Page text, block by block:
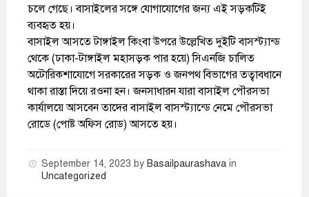
চলে গেছে। বাসাইলের সঙ্গে যোগাযোগের জন্য এই সড়কটিই
ব্যবহৃত হয়।
বাসাইল আসতে টাঙ্গাইল কিংবা উপরে উল্লেখিত দুইটি বাসস্ট্যান্ড
থেকে (ঢাকা-টাঙ্গাইল মহাসড়ক পার হয়ে) সিএনজি চালিত
অটোরিকশাযোগে সরকারের সড়ক ও জনপথ বিভাগের তত্বাবধানে
থাকা রাস্তা দিয়ে রওনা হন। জনসাধারন যারা বাসাইল পৌরসভা
কার্যালয়ে আসবেন তাদের বাসাইল বাসস্ট্যান্ডে নেমে পৌরসভা
রোডে (পোষ্ট অফিস রোড) আসতে হয়।
September 14, 2023 by Basailpaurashava in
Uncategorized